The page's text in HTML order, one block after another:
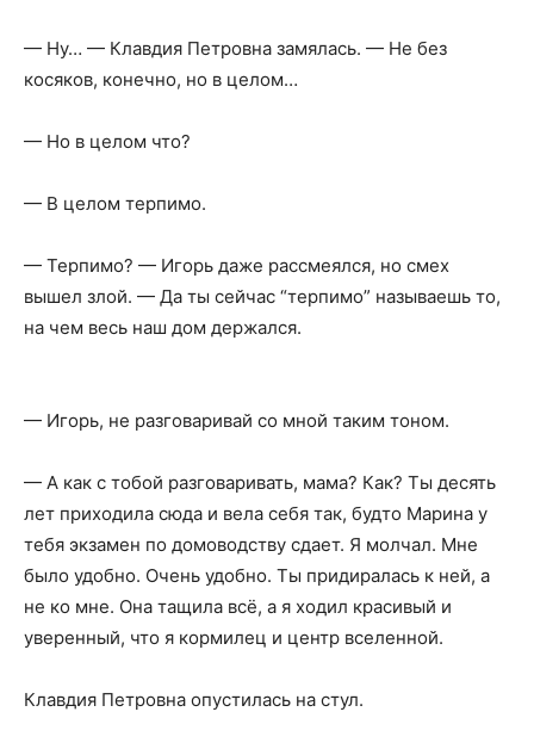
— Ну… — Клавдия Петровна замялась. — Не без
косяков, конечно, но в целом…
— Но в целом что?
— В целом терпимо.
— Терпимо? — Игорь даже рассмеялся, но смех
вышел злой. — Да ты сейчас “терпимо” называешь то,
на чем весь наш дом держался.
— Игорь, не разговаривай со мной таким тоном.
— А как с тобой разговаривать, мама? Как? Ты десять
лет приходила сюда и вела себя так, будто Марина у
тебя экзамен по домоводству сдает. Я молчал. Мне
было удобно. Очень удобно. Ты придиралась к ней, а
не ко мне. Она тащила всё, а я ходил красивый и
уверенный, что я кормилец и центр вселенной.
Клавдия Петровна опустилась на стул.